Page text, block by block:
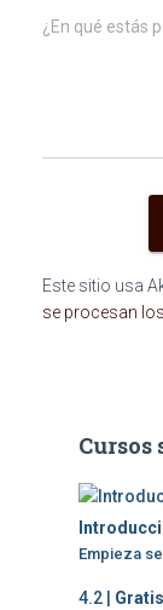
¿En qué estás
Este sitio usa
se procesan
Cursos
Empieza
4.2 | Gratis